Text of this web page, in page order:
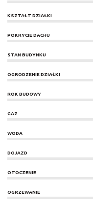
KSZTAŁT DZIAŁKI
POKRYCIE DACHU
STAN BUDYNKU
OGRODZENIE DZIAŁKI
ROK BUDOWY
GAZ
WODA
DOJAZD
OTOCZENIE
OGRZEWANIE